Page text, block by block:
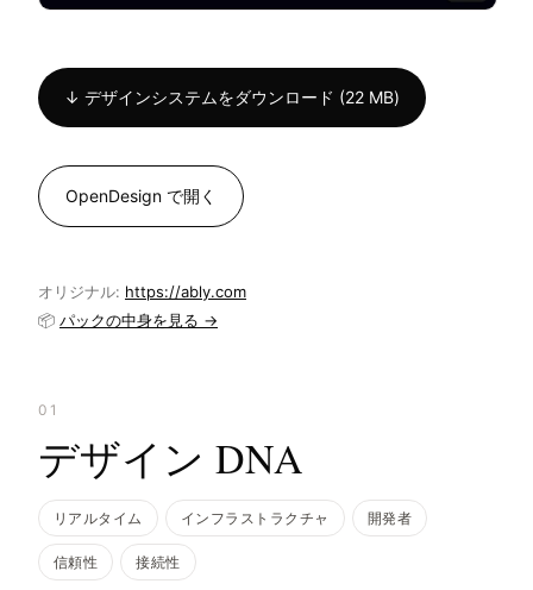
↓ デザインシステムをダウンロード (22 MB)
OpenDesign で開く
オリジナル: https://ably.com
📦 パックの中身を見る →
01
デザイン DNA
リアルタイム インフラストラクチャ 開発者
信頼性 接続性